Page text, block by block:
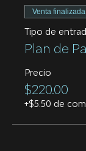
Venta finalizada
Tipo de
Plan de
Precio
$220.00
+$5.50 de